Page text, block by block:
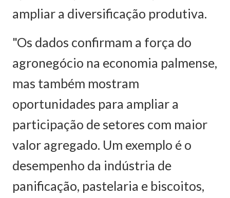
ampliar a diversificação produtiva.
"Os dados confirmam a força do
agronegócio na economia palmense,
mas também mostram
oportunidades para ampliar a
participação de setores com maior
valor agregado. Um exemplo é o
desempenho da indústria de
panificação, pastelaria e biscoitos,